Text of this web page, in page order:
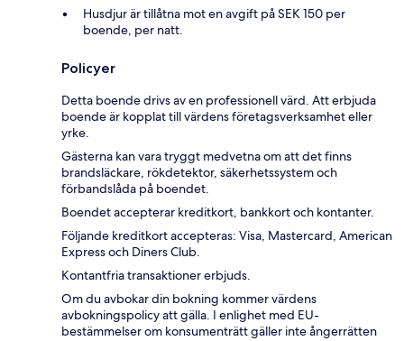
Husdjur är tillåtna mot en avgift på SEK 150 per
boende, per natt.
Policyer
Detta boende drivs av en professionell värd. Att erbjuda
boende är kopplat till värdens företagsverksamhet eller
yrke.
Gästerna kan vara tryggt medvetna om att det finns
brandsläckare, rökdetektor, säkerhetssystem och
förbandslåda på boendet.
Boendet accepterar kreditkort, bankkort och kontanter.
Följande kreditkort accepteras: Visa, Mastercard, American
Express och Diners Club.
Kontantfria transaktioner erbjuds.
Om du avbokar din bokning kommer värdens
avbokningspolicy att gälla. I enlighet med EU-
bestämmelser om konsumenträtt gäller inte ångerrätten